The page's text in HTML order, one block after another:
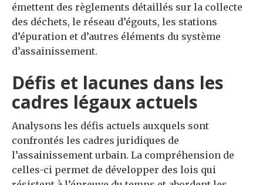
émettent des règlements détaillés sur la collecte
des déchets, le réseau d’égouts, les stations
d’épuration et d’autres éléments du système
d’assainissement.
Défis et lacunes dans les
cadres légaux actuels
Analysons les défis actuels auxquels sont
confrontés les cadres juridiques de
l’assainissement urbain. La compréhension de
celles-ci permet de développer des lois qui